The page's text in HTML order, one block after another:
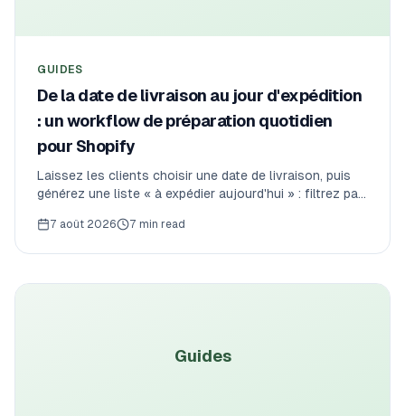
GUIDES
De la date de livraison au jour d'expédition
: un workflow de préparation quotidien
pour Shopify
Laissez les clients choisir une date de livraison, puis
générez une liste « à expédier aujourd'hui » : filtrez par
Yamato B2 Cloud, Sagawa ou Japan Post.
7 août 2026 7 min read
Guides